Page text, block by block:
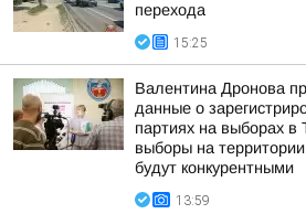
перехода
15:25
Валентина Дронова
данные о
партиях на выборах в
выборы на
будут конкурентными
13:59